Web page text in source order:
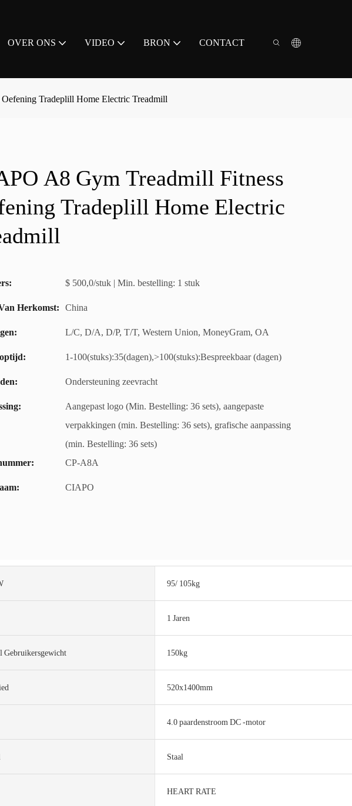
OVER ONS VIDEO BRON CONTACT
Tradeplill Home Electric Treadmill
A8 Gym Treadmill Fitness
Tradeplill Home Electric
$ 500,0/stuk | Min. bestelling: 1 stuk
Herkomst: China
L/C, D/A, D/P, T/T, Western Union, MoneyGram, OA
1-100(stuks):35(dagen),>100(stuks):Bespreekbaar (dagen)
Ondersteuning zeevracht
Aangepast logo (Min. Bestelling: 36 sets), aangepaste
verpakkingen (min. Bestelling: 36 sets), grafische aanpassing
(min. Bestelling: 36 sets)
CP-A8A
CIAPO
95/ 105kg
1 Jaren
Gebruikersgewicht 150kg
520x1400mm
4.0 paardenstroom DC -motor
Staal
HEART RATE